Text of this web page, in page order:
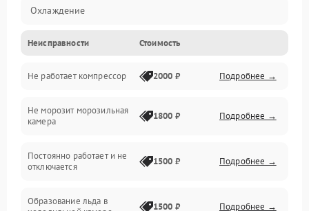
Охлаждение
Механика
Электропитание
Дренаж
Неисправности Стоимость
Не работает компрессор 2000 ₽ Подробнее →
Не морозит морозильная
камера
1800 ₽ Подробнее →
Постоянно работает и не
отключается
1500 ₽ Подробнее →
Образование льда в
1500 ₽ Подробнее →